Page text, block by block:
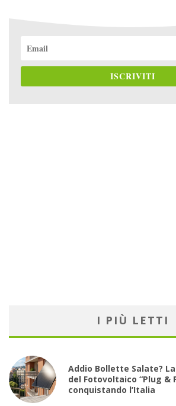
ISCRIVITI
I PIÙ LETTI
Addio Bollette Salate?
del Fotovoltaico “Plug &
conquistando l’Italia